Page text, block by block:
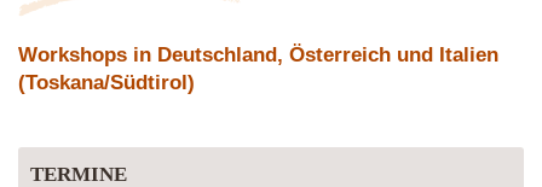
Workshops in Deutschland, Österreich und Italien
(Toskana/Südtirol)
TERMINE